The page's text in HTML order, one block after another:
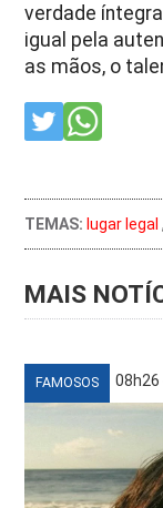
verdade
igual pela
as mãos, o
TEMAS: lugar legal
MAIS
FAMOSOS